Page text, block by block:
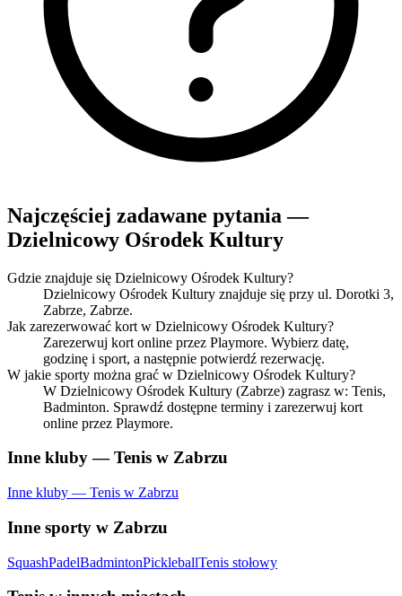
Najczęściej zadawane pytania —
Dzielnicowy Ośrodek Kultury
Gdzie znajduje się Dzielnicowy Ośrodek Kultury?
Dzielnicowy Ośrodek Kultury znajduje się przy ul. Dorotki 3,
Zabrze, Zabrze.
Jak zarezerwować kort w Dzielnicowy Ośrodek Kultury?
Zarezerwuj kort online przez Playmore. Wybierz datę,
godzinę i sport, a następnie potwierdź rezerwację.
W jakie sporty można grać w Dzielnicowy Ośrodek Kultury?
W Dzielnicowy Ośrodek Kultury (Zabrze) zagrasz w: Tenis,
Badminton. Sprawdź dostępne terminy i zarezerwuj kort
online przez Playmore.
Inne kluby — Tenis w Zabrzu
Inne kluby — Tenis w Zabrzu
Inne sporty w Zabrzu
SquashPadelBadmintonPickleballTenis stołowy